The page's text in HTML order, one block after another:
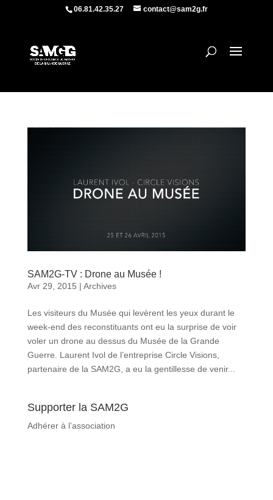
06.81.42.35.27 contact@sam2g.fr
SAM2G-TV : Drone au Musée !
Avr 29, 2015 | Archives
Les visiteurs du Musée qui levèrent les yeux durant le
week-end des reconstituants ont eu la surprise de voir
voler un drone au dessus du Musée de la Grande
Guerre. Laurent Ivol de l’entreprise Circle Visions,
partenaire de la SAM2G, a eu la gentillesse de venir...
Supporter la SAM2G
Adhérer à l’association